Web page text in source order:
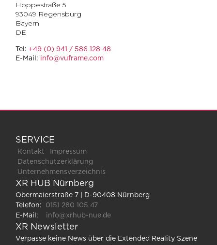
Hoppestraße 5
93049 Regensburg
Bayern
DE
Tel: +49 (0) 941 / 586 128 48
E-Mail: info@vuframe.com
SERVICE
Kontakt
Impressum
Datenschutzerklärung
Unternehmensverzeichnis
XR HUB Nürnberg
Obermaierstraße 7 | D-90408 Nürnberg
Telefon:
0151 280 105 47
E-Mail:
info@xrhub-nue.de
XR Newsletter
Verpasse keine News über die Extended Reality Szene